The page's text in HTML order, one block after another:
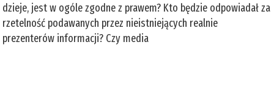
dzieje, jest w ogóle zgodne z prawem? Kto będzie odpowiadał za
rzetelność podawanych przez nieistniejących realnie
prezenterów informacji? Czy media